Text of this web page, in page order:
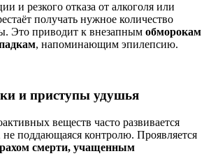
и резкого отказа от алкоголя или
получать нужное количество
Это приводит к внезапным обморокам
, напоминающим эпилепсию.
и приступы удушья
веществ часто развивается
не поддающаяся контролю. Проявляется
смерти, учащенным